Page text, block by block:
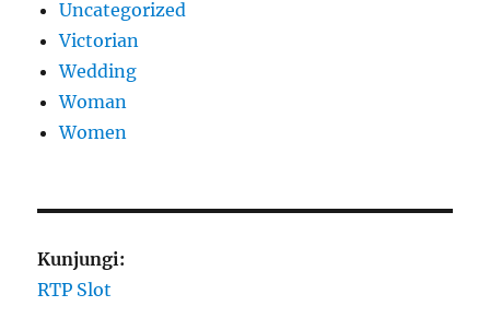
Uncategorized
Victorian
Wedding
Woman
Women
Kunjungi:
RTP Slot